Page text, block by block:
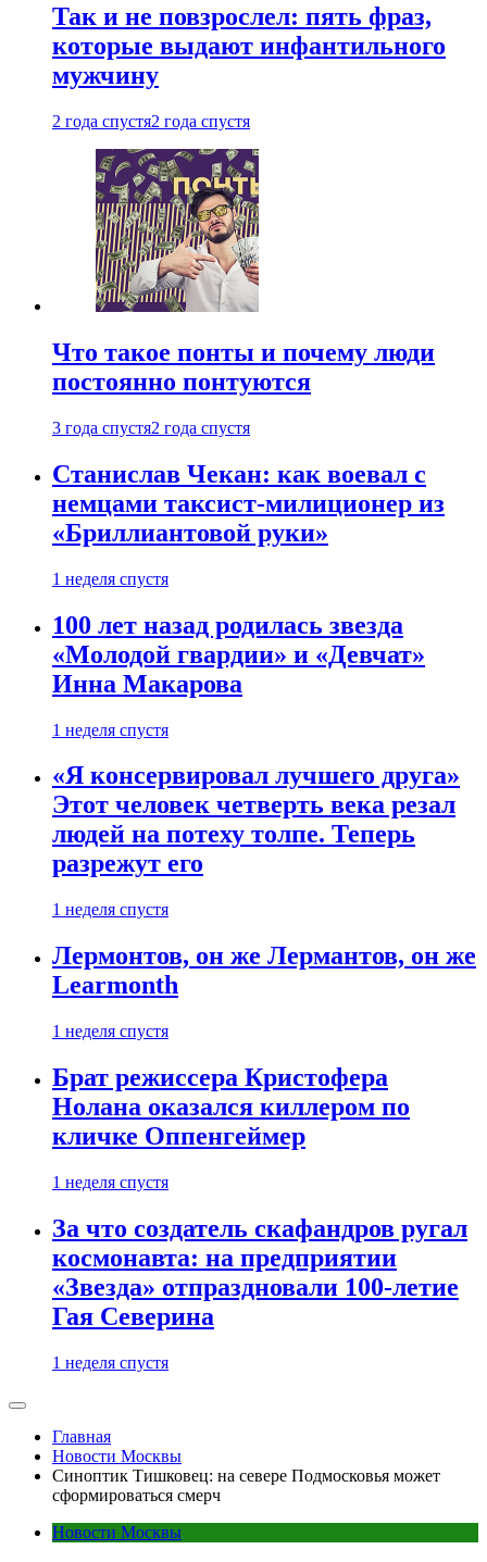
Так и не повзрослел: пять фраз,
которые выдают инфантильного
мужчину
2 года спустя2 года спустя
Что такое понты и почему люди
постоянно понтуются
3 года спустя2 года спустя
Станислав Чекан: как воевал с
немцами таксист-милиционер из
«Бриллиантовой руки»
1 неделя спустя
100 лет назад родилась звезда
«Молодой гвардии» и «Девчат»
Инна Макарова
1 неделя спустя
«Я консервировал лучшего друга»
Этот человек четверть века резал
людей на потеху толпе. Теперь
разрежут его
1 неделя спустя
Лермонтов, он же Лермантов, он же
Learmonth
1 неделя спустя
Брат режиссера Кристофера
Нолана оказался киллером по
кличке Оппенгеймер
1 неделя спустя
За что создатель скафандров ругал
космонавта: на предприятии
«Звезда» отпраздновали 100-летие
Гая Северина
1 неделя спустя
Главная
Новости Москвы
Синоптик Тишковец: на севере Подмосковья может
сформироваться смерч
Новости Москвы